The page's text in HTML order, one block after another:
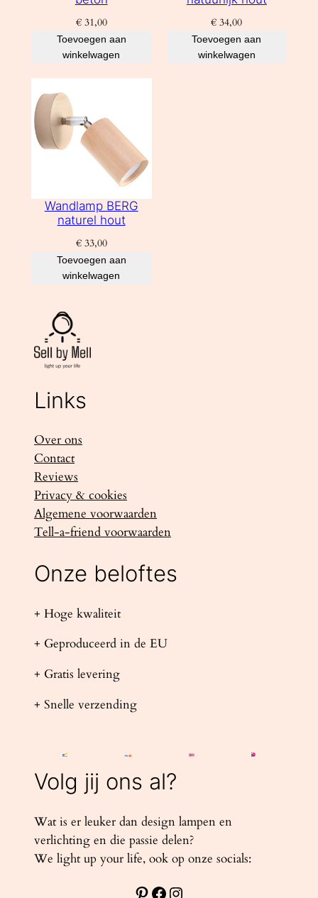
€31,00
Toevoegen aan
winkelwagen
€ 34,00
Toevoegen aan
winkelwagen
Wandlamp BERG
naturel hout
€33,00
Toevoegen aan
winkelwagen
Links
Over ons
Contact
Reviews
Privacy & cookies
Algemene voorwaarden
Tell-a-friend voorwaarden
Onze beloftes
+ Hoge kwaliteit
+ Geproduceerd in de EU
+ Gratis levering
+ Snelle verzending
Volg jij ons al?
Wat is er leuker dan design lampen en
verlichting en die passie delen?
We light up your life, ook op onze socials:
Pinterest Facebook Instagram